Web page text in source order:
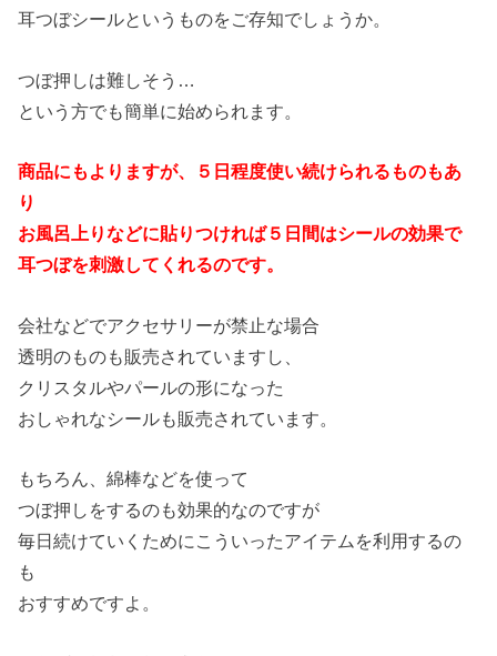
耳つぼシールというものをご存知でしょうか。
つぼ押しは難しそう…
という方でも簡単に始められます。
商品にもよりますが、５日程度使い続けられるものもあ
り
お風呂上りなどに貼りつければ５日間はシールの効果で
耳つぼを刺激してくれるのです。
会社などでアクセサリーが禁止な場合
透明のものも販売されていますし、
クリスタルやパールの形になった
おしゃれなシールも販売されています。
もちろん、綿棒などを使って
つぼ押しをするのも効果的なのですが
毎日続けていくためにこういったアイテムを利用するの
も
おすすめですよ。